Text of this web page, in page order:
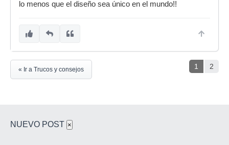
lo menos que el diseño sea único en el mundo!!
1 2
« Ir a Trucos y consejos
NUEVO POST ×